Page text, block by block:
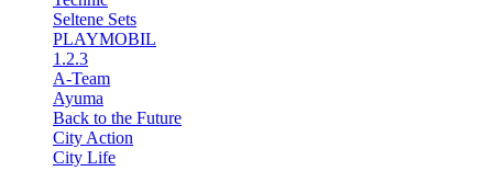
Seltene Sets
PLAYMOBIL
1.2.3
A-Team
Ayuma
Back to the Future
City Action
City Life